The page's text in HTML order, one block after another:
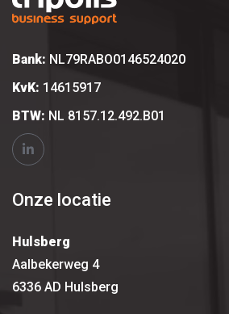
Bank: NL79RABO0146524020
KvK: 14615917
BTW: NL 8157.12.492.B01
Onze locatie
Hulsberg
Aalbekerweg 4
6336 AD Hulsberg